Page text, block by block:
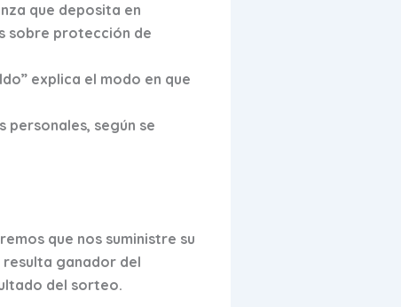
que deposita en
sobre protección de
explica el modo en que
según se
que nos suministre su
ganador del
del sorteo.